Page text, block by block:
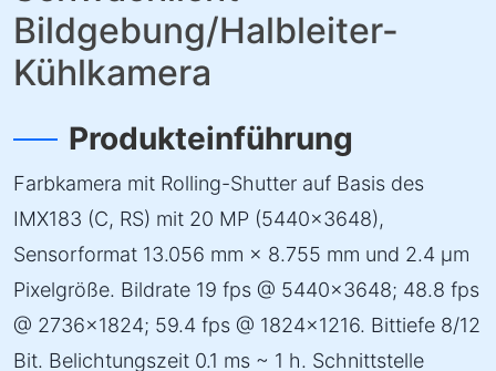
Bildgebung/Halbleiter-
Kühlkamera
Produkteinführung
Farbkamera mit Rolling-Shutter auf Basis des
IMX183 (C, RS) mit 20 MP (5440×3648),
Sensorformat 13.056 mm × 8.755 mm und 2.4 µm
Pixelgröße. Bildrate 19 fps @ 5440×3648; 48.8 fps
@ 2736×1824; 59.4 fps @ 1824×1216. Bittiefe 8/12
Bit. Belichtungszeit 0.1 ms ~ 1 h. Schnittstelle